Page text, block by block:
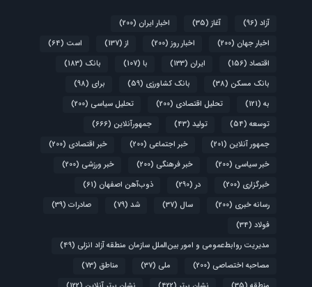
آزاد (96) آغاز (35) اخبار ایران (200)
اخبار جهان (200) اخبار روز (200) از (137) است (64)
اقتصاد (156) ایران (133) با (107) بانک (183)
بانک مسکن (38) بانک کشاورزی (59) برای (98)
به (121) تحلیل اقتصادی (200) تحلیل سیاسی (200)
توسعه (54) تولید (43) جمهورآنلاین (666)
جمهور آنلاین (201) خبر اجتماعی (200) خبر اقتصادی (200)
خبر سیاسی (200) خبر فرهنگی (200) خبر ورزشی (200)
خبرگزاری (200) در (290) ذوب‌آهن اصفهان (61)
رسانه خبری (200) سال (37) شد (79) صادرات (39)
فولاد (34)
مدیریت روابط‌عمومی و امور بین‌الملل سازمان منطقه آزاد انزلی (49)
مصاحبه اختصاصی (200) ملی (37) مناطق (73)